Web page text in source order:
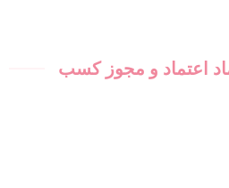
اعتماد و مجوز کسب